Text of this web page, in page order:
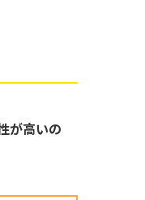
が高いの